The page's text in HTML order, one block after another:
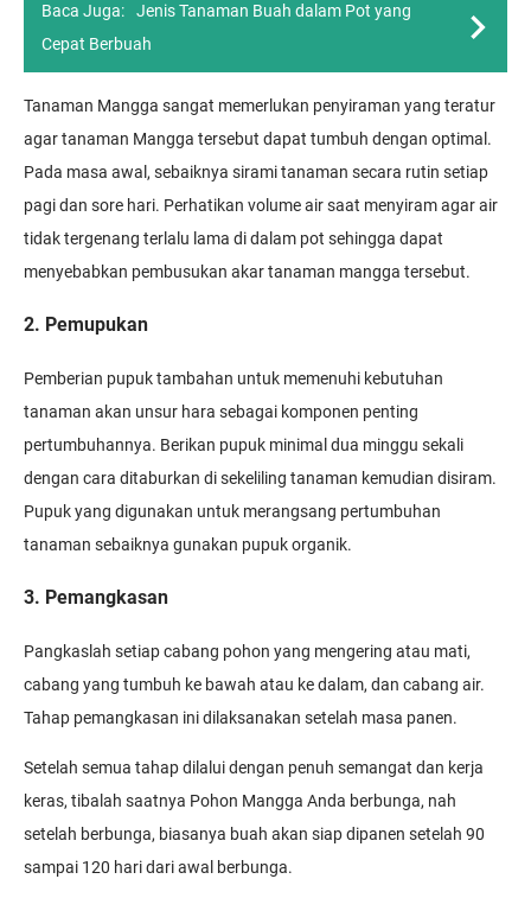
Baca Juga:
Jenis Tanaman Buah dalam Pot yang
Cepat Berbuah
Tanaman Mangga sangat memerlukan penyiraman yang teratur
agar tanaman Mangga tersebut dapat tumbuh dengan optimal.
Pada masa awal, sebaiknya sirami tanaman secara rutin setiap
pagi dan sore hari. Perhatikan volume air saat menyiram agar air
tidak tergenang terlalu lama di dalam pot sehingga dapat
menyebabkan pembusukan akar tanaman mangga tersebut.
2. Pemupukan
Pemberian pupuk tambahan untuk memenuhi kebutuhan
tanaman akan unsur hara sebagai komponen penting
pertumbuhannya. Berikan pupuk minimal dua minggu sekali
dengan cara ditaburkan di sekeliling tanaman kemudian disiram.
Pupuk yang digunakan untuk merangsang pertumbuhan
tanaman sebaiknya gunakan pupuk organik.
3. Pemangkasan
Pangkaslah setiap cabang pohon yang mengering atau mati,
cabang yang tumbuh ke bawah atau ke dalam, dan cabang air.
Tahap pemangkasan ini dilaksanakan setelah masa panen.
Setelah semua tahap dilalui dengan penuh semangat dan kerja
keras, tibalah saatnya Pohon Mangga Anda berbunga, nah
setelah berbunga, biasanya buah akan siap dipanen setelah 90
sampai 120 hari dari awal berbunga.